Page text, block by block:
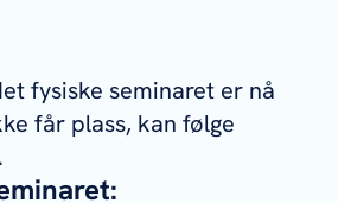
fysiske seminaret er nå
får plass, kan følge